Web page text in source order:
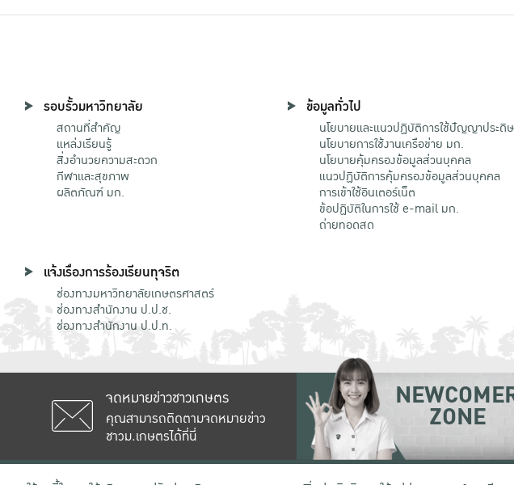
รอบรั้วมหาวิทยาลัย
สถานที่สำคัญ
แหล่งเรียนรู้
สิ่งอำนวยความสะดวก
กีฬาและสุขภาพ
ผลิตภัณฑ์ มก.
ข้อมูลทั่วไป
นโยบายและแนวปฏิบัติการใช้ปัญญาประดิ
นโยบายการใช้งานเครือข่าย มก.
นโยบายคุ้มครองข้อมูลส่วนบุคคล
แนวปฏิบัติการคุ้มครองข้อมูลส่วนบุคคล
การเข้าใช้อินเตอร์เน็ต
ข้อปฏิบัติในการใช้ e-mail มก.
ถ่ายทอดสด
แจ้งเรื่องการร้องเรียนทุจริต
ช่องทางมหาวิทยาลัยเกษตรศาสตร์
ช่องทางสำนักงาน ป.ป.ช.
ช่องทางสำนักงาน ป.ป.ท.
จดหมายข่าวชาวเกษตร
คุณสามารถติดตามจดหมายข่าว
ชาวม.เกษตรได้ที่นี่
ZONE